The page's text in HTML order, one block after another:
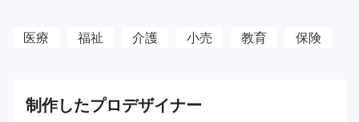
医療 福祉 介護 小売 教育 保険
制作したプロデザイナー